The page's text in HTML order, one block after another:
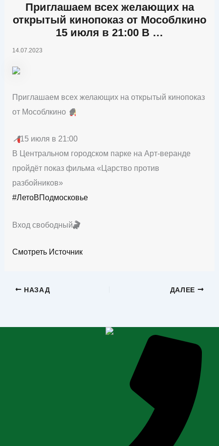
Приглашаем всех желающих на
открытый кинопоказ от Мособлкино
15 июля в 21:00 В …
14.07.2023
Приглашаем всех желающих на открытый кинопоказ
от Мособлкино 🍿
📍15 июля в 21:00
В Центральном городском парке на Арт-веранде
пройдёт показ фильма «Царство против
разбойников»
#ЛетоВПодмосковье
Вход свободный🎬
Смотреть Источник
НАЗАД ДАЛЕЕ